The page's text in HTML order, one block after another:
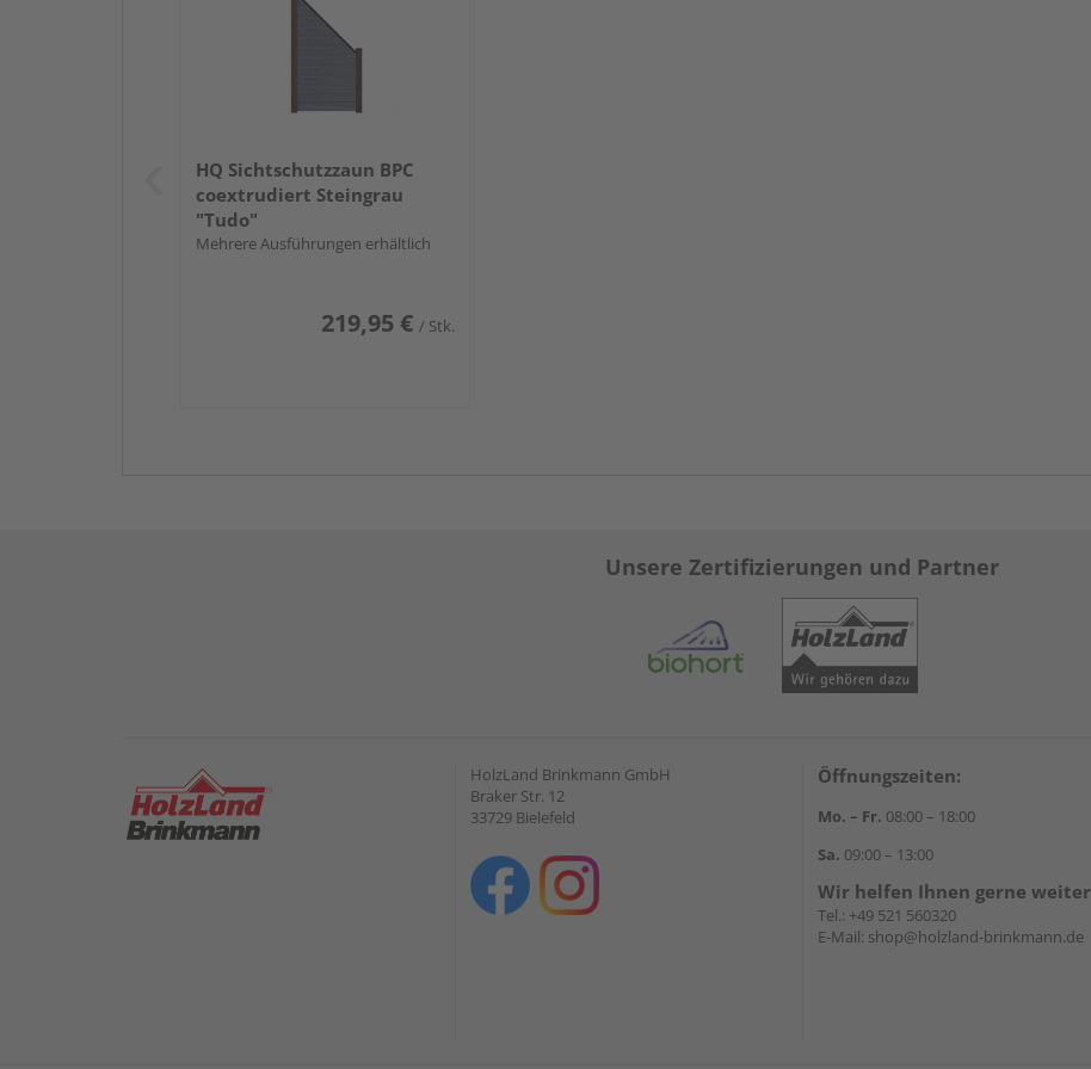
HQ Sichtschutzzaun BPC
coextrudiert Steingrau
"Tudo"
Mehrere Ausführungen erhältlich
219,95 € / Stk.
Unsere Zertifizierungen und Partner
HolzLand Brinkmann GmbH
Braker Str. 12
33729 Bielefeld
Öffnungszeiten:
Mo. – Fr. 08:00 – 18:00
Sa. 09:00 – 13:00
Wir helfen Ihnen gerne weiter
Tel.: +49 521 560320
E-Mail: shop@holzland-brinkmann.de